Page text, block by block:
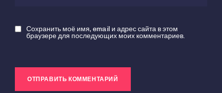
Сохранить моё имя, email и адрес сайта в этом
браузере для последующих моих комментариев.